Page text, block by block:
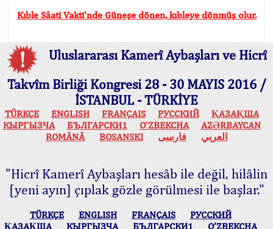
Kıble Sâati Vakti'nde Güneşe dönen, kıbleye dönmüş olur.
Uluslararası Kamerî Aybaşları ve Hicrî
Takvîm Birliği Kongresi 28 - 30 MAYIS 2016 /
İSTANBUL - TÜRKİYE
TÜRKÇE ENGLISH FRANÇAIS РУССКИЙ
ҚАЗАҚША
КЫPГЫЗЧA
БЪЛГАРСКИ1 O’ZBEKCHA
AZӘRBAYCAN
ROMÂNĂ
BOSANSKI العربي فارسی
"Hicrî Kamerî Aybaşları hesâb ile değil, hilâlin
[yeni ayın] çıplak gözle görülmesi ile başlar."
TÜRKÇE ENGLISH FRANÇAIS
РУССКИЙ
ҚАЗАҚША
КЫPГЫЗЧA БЪЛГАРСКИ1 O’ZBEKCHA